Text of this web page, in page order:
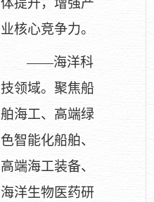
体提升，增强产
业核心竞争力。
——海洋科
技领域。聚焦船
舶海工、高端绿
色智能化船舶、
高端海工装备、
海洋生物医药研